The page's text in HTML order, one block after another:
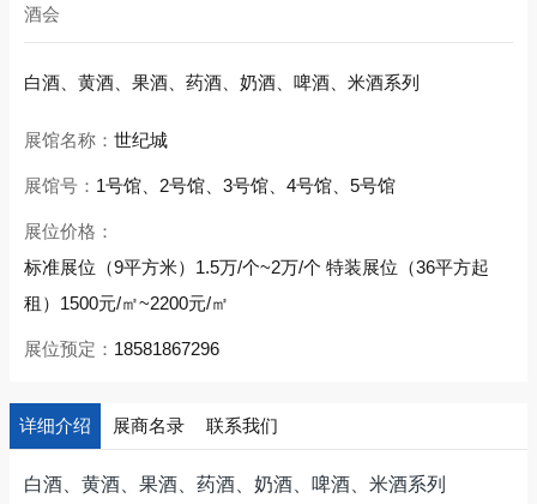
酒会
白酒、黄酒、果酒、药酒、奶酒、啤酒、米酒系列
展馆名称： 世纪城
展馆号： 1号馆、2号馆、3号馆、4号馆、5号馆
展位价格：
标准展位（9平方米）1.5万/个~2万/个 特装展位（36平方起
租）1500元/㎡~2200元/㎡
展位预定： 18581867296
详细介绍 展商名录 联系我们
白酒、黄酒、果酒、药酒、奶酒、啤酒、米酒系列